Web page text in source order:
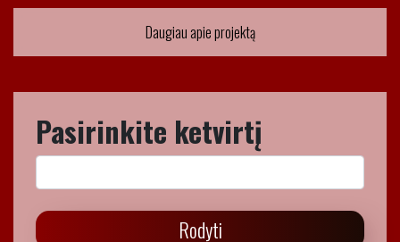
Daugiau apie projektą
Pasirinkite ketvirtį